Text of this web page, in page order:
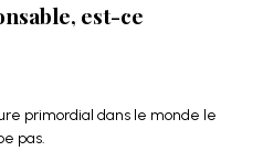
est-ce
primordial dans le monde le
pas.